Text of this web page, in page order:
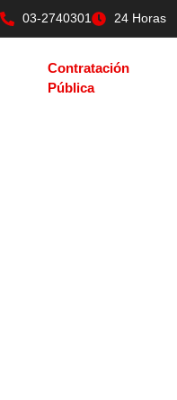
03-2740301 24 Horas
Contratación
Pública